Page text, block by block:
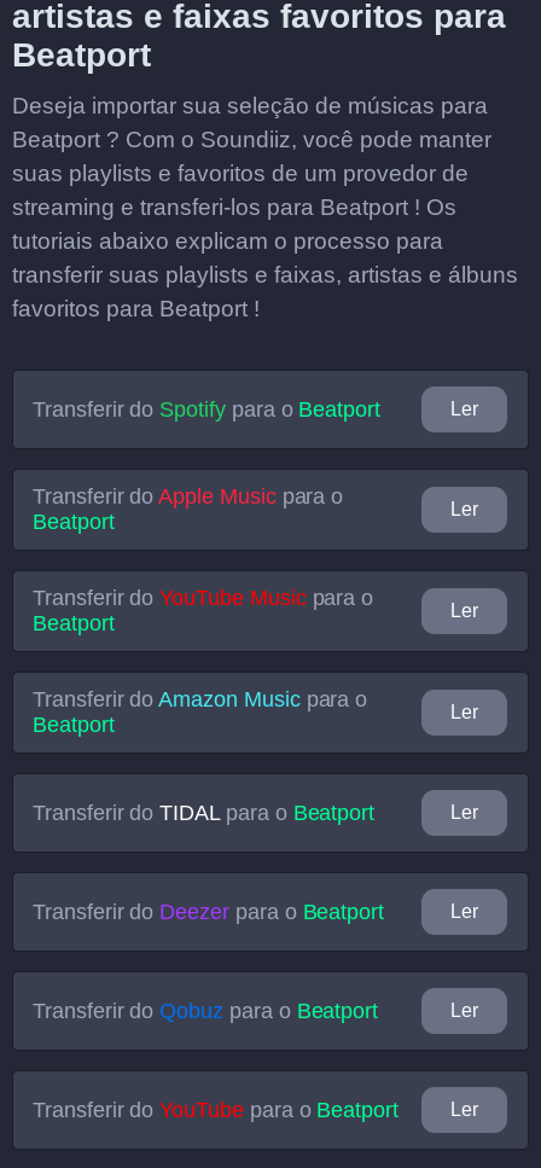
artistas e faixas favoritos para
Beatport
Deseja importar sua seleção de músicas para
Beatport ? Com o Soundiiz, você pode manter
suas playlists e favoritos de um provedor de
streaming e transferi-los para Beatport ! Os
tutoriais abaixo explicam o processo para
transferir suas playlists e faixas, artistas e álbuns
favoritos para Beatport !
Transferir do Spotifypara o Beatport Ler
Transferir doApple Musicpara o
Beatport
Ler
Transferir doYouTube Musicpara o
Beatport
Ler
Transferir doAmazon Musicpara o
Beatport
Ler
Transferir doTIDALpara o Beatport Ler
Transferir do Deezerpara o Beatport Ler
Transferir do Qobuz para o Beatport Ler
Transferir doYouTubepara o Beatport Ler